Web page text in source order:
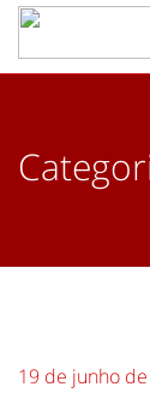
19 de junho